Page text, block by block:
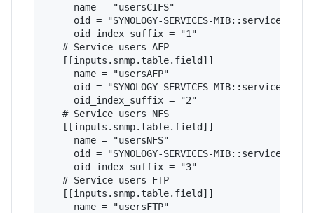
     name = "usersCIFS"
     oid = "SYNOLOGY-SERVICES-MIB::serviceUsers"
     oid_index_suffix = "1"
   # Service users AFP
   [[inputs.snmp.table.field]]
     name = "usersAFP"
     oid = "SYNOLOGY-SERVICES-MIB::serviceUsers"
     oid_index_suffix = "2"
   # Service users NFS
   [[inputs.snmp.table.field]]
     name = "usersNFS"
     oid = "SYNOLOGY-SERVICES-MIB::serviceUsers"
     oid_index_suffix = "3"
   # Service users FTP
   [[inputs.snmp.table.field]]
     name = "usersFTP"